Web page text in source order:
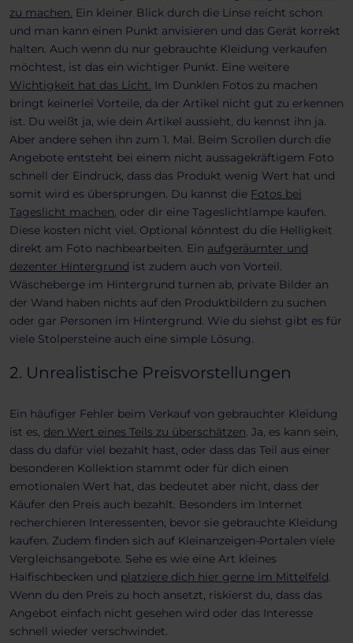
zu machen. Ein kleiner Blick durch die Linse reicht schon
und man kann einen Punkt anvisieren und das Gerät korrekt
halten. Auch wenn du nur gebrauchte Kleidung verkaufen
möchtest, ist das ein wichtiger Punkt. Eine weitere
Wichtigkeit hat das Licht. Im Dunklen Fotos zu machen
bringt keinerlei Vorteile, da der Artikel nicht gut zu erkennen
ist. Du weißt ja, wie dein Artikel aussieht, du kennst ihn ja.
Aber andere sehen ihn zum 1. Mal. Beim Scrollen durch die
Angebote entsteht bei einem nicht aussagekräftigem Foto
schnell der Eindruck, dass das Produkt wenig Wert hat und
somit wird es übersprungen. Du kannst die Fotos bei
Tageslicht machen, oder dir eine Tageslichtlampe kaufen.
Diese kosten nicht viel. Optional könntest du die Helligkeit
direkt am Foto nachbearbeiten. Ein aufgeräumter und
dezenter Hintergrund ist zudem auch von Vorteil.
Wäscheberge im Hintergrund turnen ab, private Bilder an
der Wand haben nichts auf den Produktbildern zu suchen
oder gar Personen im Hintergrund. Wie du siehst gibt es für
viele Stolpersteine auch eine simple Lösung.
2. Unrealistische Preisvorstellungen
Ein häufiger Fehler beim Verkauf von gebrauchter Kleidung
ist es, den Wert eines Teils zu überschätzen. Ja, es kann sein,
dass du dafür viel bezahlt hast, oder dass das Teil aus einer
besonderen Kollektion stammt oder für dich einen
emotionalen Wert hat, das bedeutet aber nicht, dass der
Käufer den Preis auch bezahlt. Besonders im Internet
recherchieren Interessenten, bevor sie gebrauchte Kleidung
kaufen. Zudem finden sich auf Kleinanzeigen-Portalen viele
Vergleichsangebote. Sehe es wie eine Art kleines
Haifischbecken und platziere dich hier gerne im Mittelfeld.
Wenn du den Preis zu hoch ansetzt, riskierst du, dass das
Angebot einfach nicht gesehen wird oder das Interesse
schnell wieder verschwindet.